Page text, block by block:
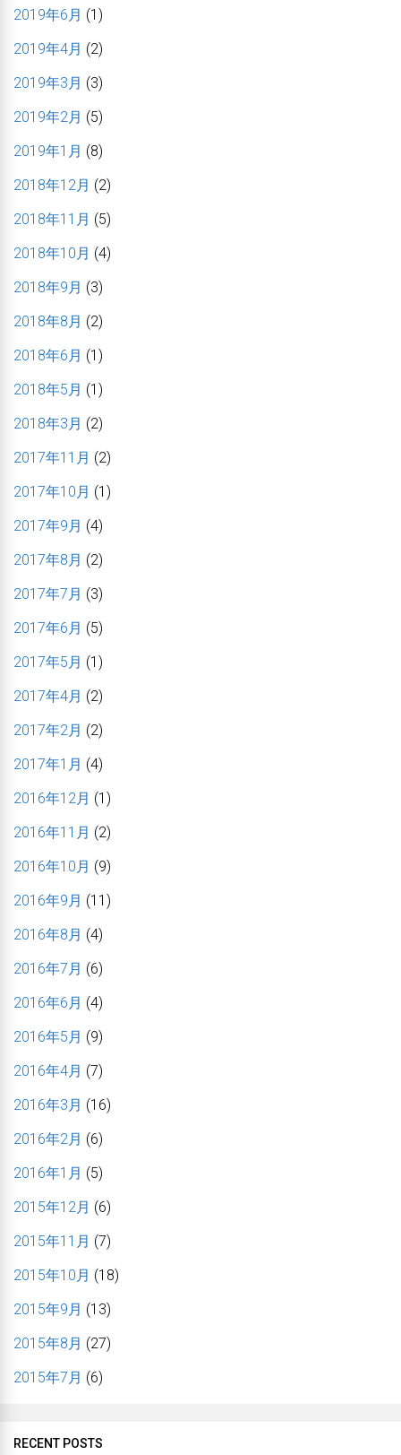
2019年6月 (1)
2019年4月 (2)
2019年3月 (3)
2019年2月 (5)
2019年1月 (8)
2018年12月 (2)
2018年11月 (5)
2018年10月 (4)
2018年9月 (3)
2018年8月 (2)
2018年6月 (1)
2018年5月 (1)
2018年3月 (2)
2017年11月 (2)
2017年10月 (1)
2017年9月 (4)
2017年8月 (2)
2017年7月 (3)
2017年6月 (5)
2017年5月 (1)
2017年4月 (2)
2017年2月 (2)
2017年1月 (4)
2016年12月 (1)
2016年11月 (2)
2016年10月 (9)
2016年9月 (11)
2016年8月 (4)
2016年7月 (6)
2016年6月 (4)
2016年5月 (9)
2016年4月 (7)
2016年3月 (16)
2016年2月 (6)
2016年1月 (5)
2015年12月 (6)
2015年11月 (7)
2015年10月 (18)
2015年9月 (13)
2015年8月 (27)
2015年7月 (6)
RECENT POSTS